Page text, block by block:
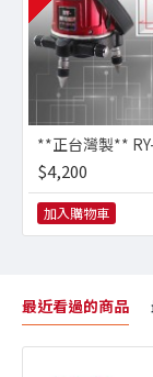
$4,200
加入購物車
最近看過的商品